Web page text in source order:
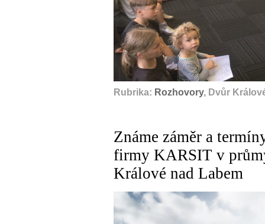
Rubrika: Rozhovory, Dvůr
Známe záměr a
firmy KARSIT v
Králové nad Labem